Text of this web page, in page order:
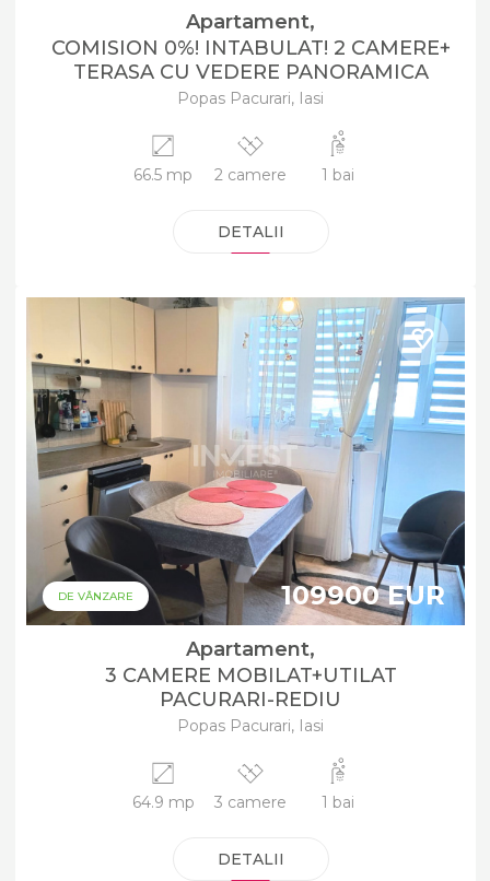
Apartament,
COMISION 0%! INTABULAT! 2 CAMERE+
TERASA CU VEDERE PANORAMICA
Popas Pacurari, Iasi
66.5 mp 2 camere 1 bai
DETALII
DE VÂNZARE 109900 EUR
Apartament,
3 CAMERE MOBILAT+UTILAT
PACURARI-REDIU
Popas Pacurari, Iasi
64.9 mp 3 camere 1 bai
DETALII